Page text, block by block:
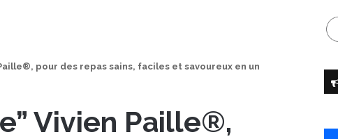
pour des repas sains, faciles et savoureux en un
Vivien Paille®,